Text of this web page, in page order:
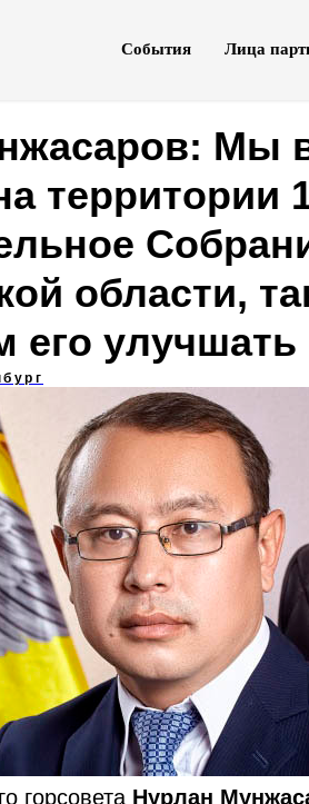
События Лица
Мы
территории
области,
его улучшать
горсовета Нурлан